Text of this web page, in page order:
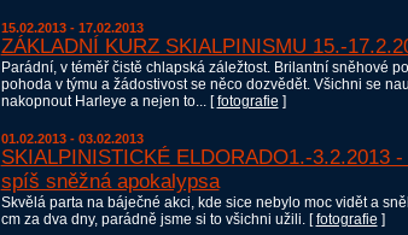
15.02.2013 - 17.02.2013
ZÁKLADNÍ KURZ SKIALPINISMU 15.-
Parádní, v téměř čistě chlapská záležtost. Brilantní sněhové
pohoda v týmu a žádostivost se něco dozvědět. Všichni se
nakopnout Harleye a nejen to... [fotografie ]
01.02.2013 - 03.02.2013
SKIALPINISTICKÉ ELDORADO1.-3.2.2013
spíš sněžná apokalypsa
Skvělá parta na báječné akci, kde sice nebylo moc vidět a
cm za dva dny, parádně jsme si to všichni užili. [fotografie ]